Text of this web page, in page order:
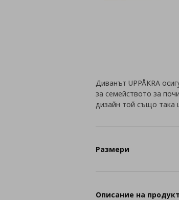
Диванът UPPÅKRA
за семейството за
дизайн той също така
Размери
Описание на